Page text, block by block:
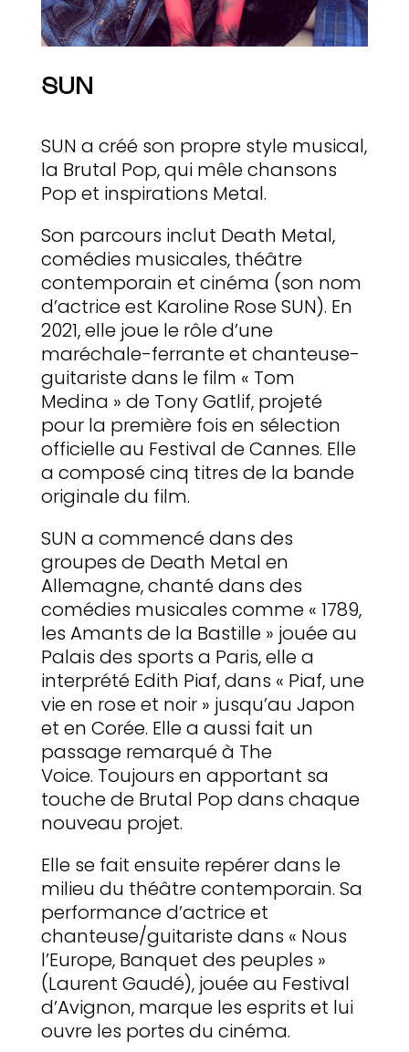
SUN
SUN a créé son propre style musical,
la Brutal Pop, qui mêle chansons
Pop et inspirations Metal.
Son parcours inclut Death Metal,
comédies musicales, théâtre
contemporain et cinéma (son nom
d’actrice est Karoline Rose SUN). En
2021, elle joue le rôle d’une
maréchale-ferrante et chanteuse-
guitariste dans le film « Tom
Medina » de Tony Gatlif, projeté
pour la première fois en sélection
officielle au Festival de Cannes. Elle
a composé cinq titres de la bande
originale du film.
SUN a commencé dans des
groupes de Death Metal en
Allemagne, chanté dans des
comédies musicales comme « 1789,
les Amants de la Bastille » jouée au
Palais des sports a Paris, elle a
interprété Edith Piaf, dans « Piaf, une
vie en rose et noir » jusqu’au Japon
et en Corée. Elle a aussi fait un
passage remarqué à The
Voice. Toujours en apportant sa
touche de Brutal Pop dans chaque
nouveau projet.
Elle se fait ensuite repérer dans le
milieu du théâtre contemporain. Sa
performance d’actrice et
chanteuse/guitariste dans « Nous
l’Europe, Banquet des peuples »
(Laurent Gaudé), jouée au Festival
d’Avignon, marque les esprits et lui
ouvre les portes du cinéma.